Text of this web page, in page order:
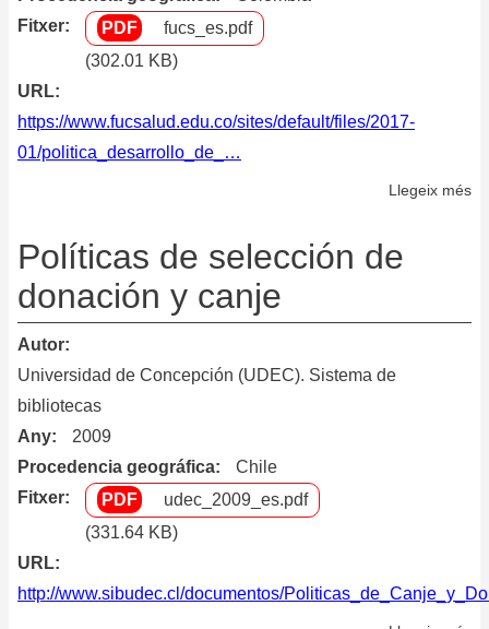
Fitxer
fucs_es.pdf
(302.01 KB)
URL
https://www.fucsalud.edu.co/sites/default/files/2017-
01/politica_desarrollo_de_…
Llegeix més
Políticas de selección de
donación y canje
Autor
Universidad de Concepción (UDEC). Sistema de
bibliotecas
Any
2009
Procedencia geográfica
Chile
Fitxer
udec_2009_es.pdf
(331.64 KB)
URL
http://www.sibudec.cl/documentos/